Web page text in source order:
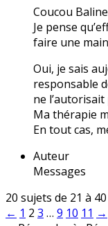
Coucou
Je pense
faire une
Oui, je sais
responsable
ne
Ma thérapie
En tout cas,
Auteur
Messages
20 sujets de 21 à
← 1 2 3 … 9 10 11 →